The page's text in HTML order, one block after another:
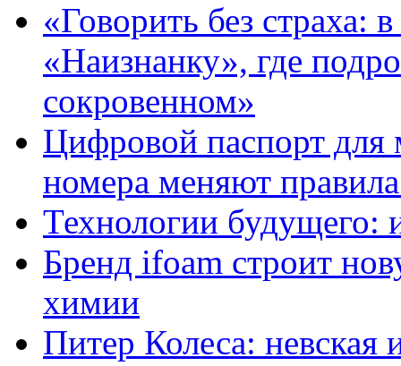
«Говорить без страха:
«Наизнанку», где
сокровенном»
Цифровой паспорт для
номера меняют
Технологии будущего:
Бренд ifoam строит
химии
Питер Колеса: невская